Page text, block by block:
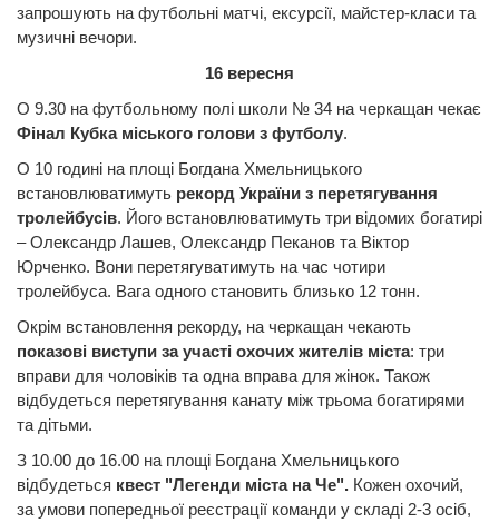
запрошують на футбольні матчі, ексурсії, майстер-класи та
музичні вечори.
16 вересня
О 9.30 на футбольному полі школи № 34 на черкащан чекає
Фінал Кубка міського голови з футболу.
О 10 годині на площі Богдана Хмельницького
встановлюватимуть рекорд України з перетягування
тролейбусів. Його встановлюватимуть три відомих богатирі
– Олександр Лашев, Олександр Пеканов та Віктор
Юрченко. Вони перетягуватимуть на час чотири
тролейбуса. Вага одного становить близько 12 тонн.
Окрім встановлення рекорду, на черкащан чекають
показові виступи за участі охочих жителів міста: три
вправи для чоловіків та одна вправа для жінок. Також
відбудеться перетягування канату між трьома богатирями
та дітьми.
З 10.00 до 16.00 на площі Богдана Хмельницького
відбудеться квест "Легенди міста на Че". Кожен охочий,
за умови попередньої реєстрації команди у складі 2-3 осіб,